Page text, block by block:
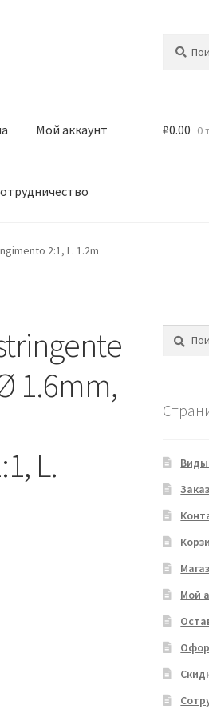
Мой аккаунт
отзыв
₽0.00 0
2:1, L. 1.2m
1.6mm,
L.
Виды
Мой